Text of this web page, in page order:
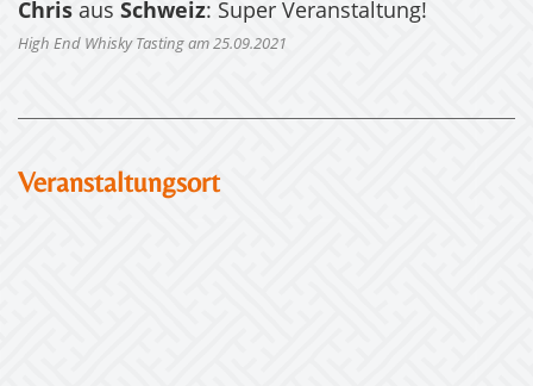
Chris aus Schweiz: Super Veranstaltung!
High End Whisky Tasting am 25.09.2021
Veranstaltungsort